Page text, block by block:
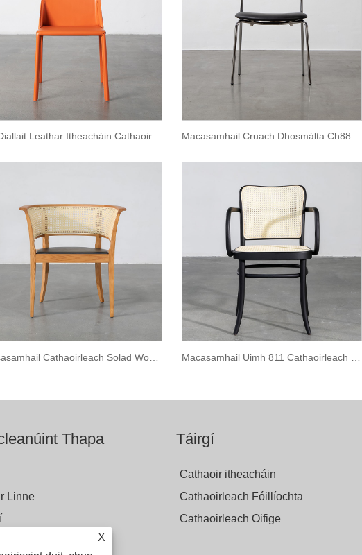
Iúil Diallait Leathar Itheacháin Cathaoirleach Gan Lámh Macasamhail Cruach Dhosmálta Ch88 Cathaoirleach
X
Thapa
Linne
Táirgí
Cathaoir itheacháin
Cathaoirleach Fóillíochta
Cathaoirleach Oifige